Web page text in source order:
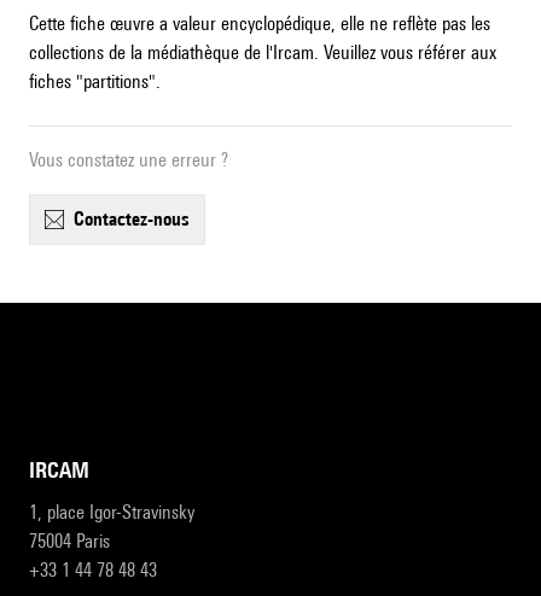
Cette fiche œuvre a valeur encyclopédique, elle ne reflète pas les
collections de la médiathèque de l'Ircam. Veuillez vous référer aux
fiches "partitions".
Vous constatez une erreur ?
contactez-nous
IRCAM
1, place Igor-Stravinsky
75004 Paris
+33 1 44 78 48 43